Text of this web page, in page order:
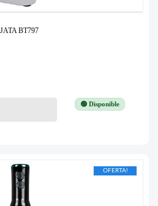
BT797
🟢 Disponible
OFERTA!